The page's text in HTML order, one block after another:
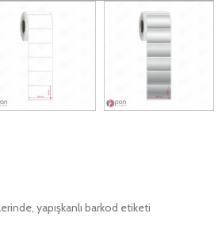
yapışkanlı barkod etiketi